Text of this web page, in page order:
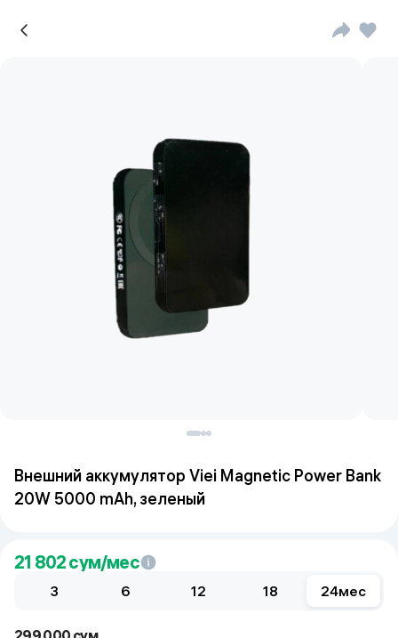
Внешний аккумулятор Viei Magnetic Power Bank
20W 5000 mAh, зеленый
21 802сум/мес
3 6 12 18 24мес